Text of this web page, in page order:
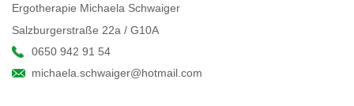
Ergotherapie Michaela Schwaiger
Salzburgerstraße 22a / G10A
0650 942 91 54
michaela.schwaiger@hotmail.com